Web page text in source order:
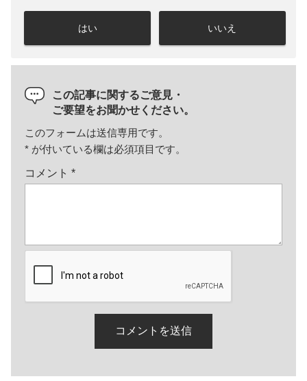
はい いいえ
この記事に関するご意見・
ご要望をお聞かせください。
このフォームは送信専用です。
* が付いている欄は必須項目です。
コメント *